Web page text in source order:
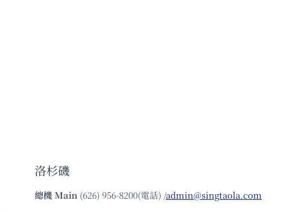
洛杉磯
總機Main (626) 956-8200(電話) /admin@singtaola.com